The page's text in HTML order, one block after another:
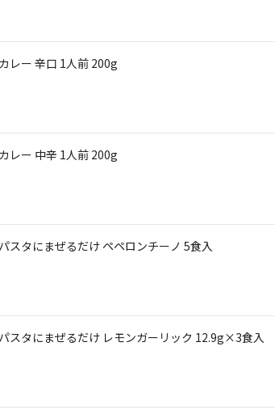
レー 辛口 1人前 200g
レー 中辛 1人前 200g
スタにまぜるだけ ペペロンチーノ 5食入
スタにまぜるだけ レモンガーリック 12.9g×3食入